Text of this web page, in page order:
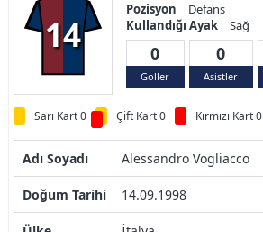
14
Pozisyon
Defans
Kullandığı Ayak
Sağ
0
Goller
0
Asistler
Sarı Kart 0 Çift Kart 0 Kırmızı Kart 0
Adı Soyadı Alessandro Vogliacco
Doğum Tarihi 14.09.1998